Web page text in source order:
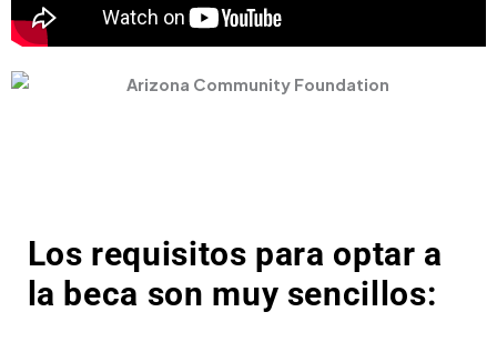
Los requisitos para optar a
la beca son muy sencillos: